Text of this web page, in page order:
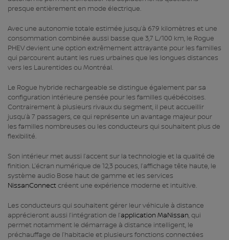
presque entièrement en mode électrique.
Avec une autonomie totale estimée jusqu’à 679 kilomètres et une
consommation combinée aussi basse que 3,7 L/100 km, le Rogue
PHEV devient une option extrêmement attrayante pour les familles
qui parcourent autant les rues urbaines que les longues distances
vers les Laurentides ou Montréal.
Le Rogue hybride rechargeable se distingue également par sa
configuration intérieure pensée pour les familles québécoises.
Contrairement à plusieurs rivaux du segment, il peut accueillir
jusqu’à 7 passagers, ce qui représente un avantage majeur pour
les familles nombreuses ou les conducteurs qui souhaitent plus de
flexibilité.
Son intérieur met aussi l’accent sur la technologie et la qualité de
finition. L’écran numérique de 12,3 pouces, l’affichage tête haute, le
système audio Bose haut de gamme et les services
NissanConnectcréent une expérience moderne et intuitive.
Les conducteurs qui souhaitent gérer leur véhicule à distance
apprécieront aussi l’intégration de l’application MaNissan, qui
permet notamment le démarrage à distance intelligent, le
préchauffage de l’habitacle et plusieurs fonctions connectées